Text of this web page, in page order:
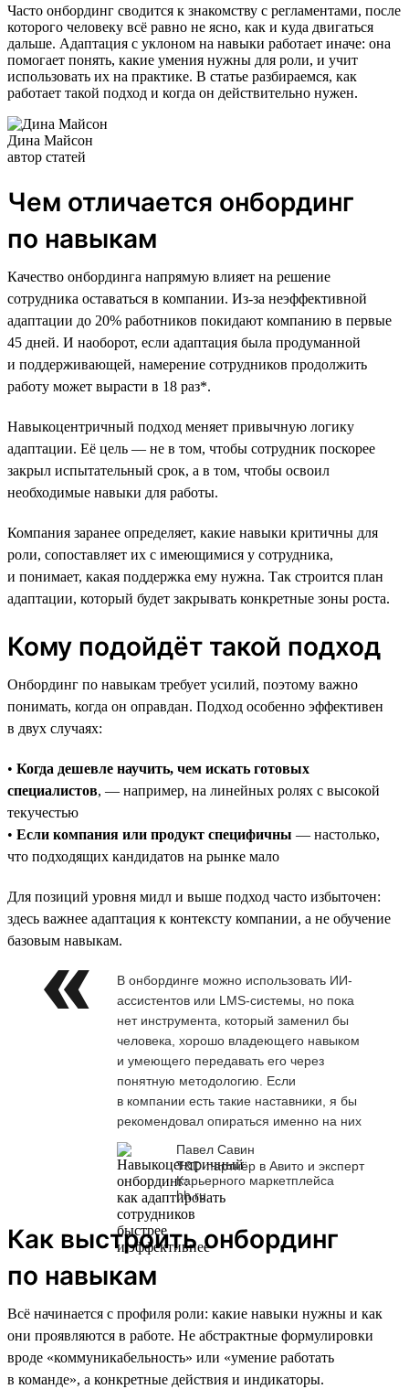
Часто онбординг сводится к знакомству с регламентами, после
которого человеку всё равно не ясно, как и куда двигаться
дальше. Адаптация с уклоном на навыки работает иначе: она
помогает понять, какие умения нужны для роли, и учит
использовать их на практике. В статье разбираемся, как
работает такой подход и когда он действительно нужен.
Дина Майсон
автор статей
Чем отличается онбординг
по навыкам
Качество онбординга напрямую влияет на решение
сотрудника оставаться в компании. Из-за неэффективной
адаптации до 20% работников покидают компанию в первые
45 дней. И наоборот, если адаптация была продуманной
и поддерживающей, намерение сотрудников продолжить
работу может вырасти в 18 раз*.
Навыкоцентричный подход меняет привычную логику
адаптации. Её цель — не в том, чтобы сотрудник поскорее
закрыл испытательный срок, а в том, чтобы освоил
необходимые навыки для работы.
Компания заранее определяет, какие навыки критичны для
роли, сопоставляет их с имеющимися у сотрудника,
и понимает, какая поддержка ему нужна. Так строится план
адаптации, который будет закрывать конкретные зоны роста.
Кому подойдёт такой подход
Онбординг по навыкам требует усилий, поэтому важно
понимать, когда он оправдан. Подход особенно эффективен
в двух случаях:
• Когда дешевле научить, чем искать готовых
специалистов, — например, на линейных ролях с высокой
текучестью
• Если компания или продукт специфичны — настолько,
что подходящих кандидатов на рынке мало
Для позиций уровня мидл и выше подход часто избыточен:
здесь важнее адаптация к контексту компании, а не обучение
базовым навыкам.
В онбординге можно использовать ИИ-
ассистентов или LMS-системы, но пока
нет инструмента, который заменил бы
человека, хорошо владеющего навыком
и умеющего передавать его через
понятную методологию. Если
в компании есть такие наставники, я бы
рекомендовал опираться именно на них
Павел Савин
T&D-партнёр в Авито и эксперт
Карьерного маркетплейса
hh.ru
Как выстроить онбординг
по навыкам
Всё начинается с профиля роли: какие навыки нужны и как
они проявляются в работе. Не абстрактные формулировки
вроде «коммуникабельность» или «умение работать
в команде», а конкретные действия и индикаторы.